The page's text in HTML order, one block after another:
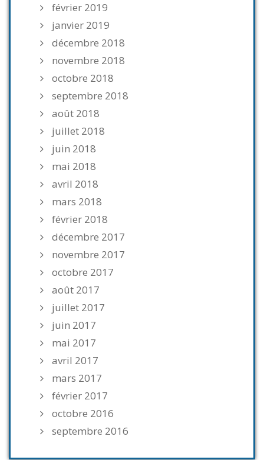
février 2019
janvier 2019
décembre 2018
novembre 2018
octobre 2018
septembre 2018
août 2018
juillet 2018
juin 2018
mai 2018
avril 2018
mars 2018
février 2018
décembre 2017
novembre 2017
octobre 2017
août 2017
juillet 2017
juin 2017
mai 2017
avril 2017
mars 2017
février 2017
octobre 2016
septembre 2016